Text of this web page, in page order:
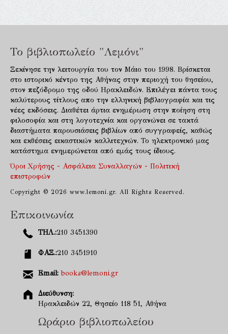
Το βιβλιοπωλείο "Λεμόνι"
Ξεκίνησε την λειτουργία του τον Μάιο του 1998. Βρίσκεται
στο ιστορικό κέντρο της Αθήνας στην περιοχή του θησείου,
στον πεζόδρομο της οδού Ηρακλειδών. Επιλέγει πάντα τους
καλύτερους τίτλους απο την ελληνική βιβλιογραφία και τις
νέες εκδόσεις. Διαθέτει άρτια ενημέρωση στην ποίηση στη
φιλοσοφία και στη λογοτεχνία και οργανώνει σε τακτά
διαστήματα παρουσιάσεις βιβλίων από συγγραφείς, καθώς
και εκθέσεις εικαστικών καλλιτεχνών. Το ηλεκτρονικό μας
κατάστημα ενημερώνεται από εμάς τους ίδιους.
Όροι Χρήσης - Ασφάλεια Συναλλαγών - Πολιτική
επιστροφών
Copyright © 2026 www.lemoni.gr. All Rights Reserved.
Επικοινωνία
ΤΗΛ.:210 3451390
ΦΑΞ.:210 3451910
Email: books@lemoni.gr
Διεύθυνση:
Ηρακλειδών 22, Θησείο 118 51, Αθήνα
Ωράριο βιβλιοπωλείου